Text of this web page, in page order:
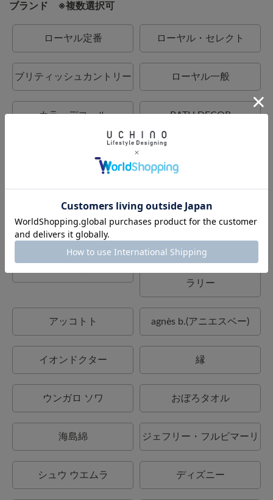
ブランド ※複数選択可
ローヤル定番 ローヤル・セレクト
ブリティッシュカントリー ローヤル一般
カラーデコール BATH DECOR
UCHINO TOUCH UCHINO×mucava
UCHINO art ウチノタオルギャラリー
ラリー
アッコトト agnès b.(アニエスベー)
イオンドクター 縁
ウンガロ ソワ おぼろタオル
海島綿 ジェフリー・フルビマーリ
シュウ ウエムラ ディズニー